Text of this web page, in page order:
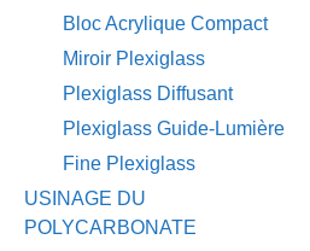
Bloc Acrylique Compact
Miroir Plexiglass
Plexiglass Diffusant
Plexiglass Guide-Lumière
Fine Plexiglass
USINAGE DU
POLYCARBONATE